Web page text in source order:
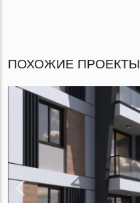
ПОХОЖИЕ ПРОЕКТЫ